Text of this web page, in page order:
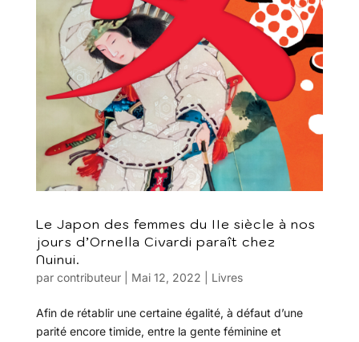
Le Japon des femmes du IIe siècle à nos
jours d’Ornella Civardi paraît chez
Nuinui.
par contributeur| Mai 12, 2022 Livres
Afin de rétablir une certaine égalité, à défaut d’une
parité encore timide, entre la gente féminine et